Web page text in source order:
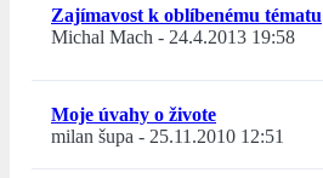
Zajímavost k oblíbenému tématu
Michal Mach - 24.4.2013 19:58
Moje úvahy o živote
milan šupa - 25.11.2010 12:51